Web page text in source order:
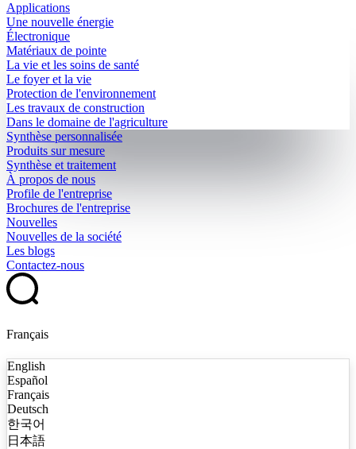
Applications
Une nouvelle énergie
Électronique
Matériaux de pointe
La vie et les soins de santé
Le foyer et la vie
Protection de l'environnement
Les travaux de construction
Dans le domaine de l'agriculture
Synthèse personnalisée
Produits sur mesure
Synthèse et traitement
À propos de nous
Profile de l'entreprise
Brochures de l'entreprise
Nouvelles
Nouvelles de la société
Les blogs
Contactez-nous
Français
English
Español
Français
Deutsch
한국어
日本語